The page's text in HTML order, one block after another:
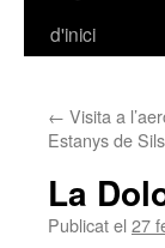
d'inici
← Visita a
Estanys de Sils
La
Publicat el 27